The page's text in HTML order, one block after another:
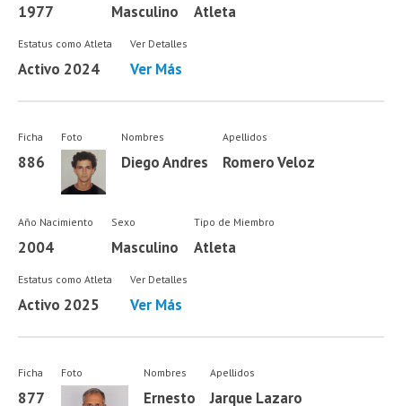
1977 Masculino Atleta
Estatus como Atleta
Activo 2024
Ver Detalles
Ver Más
Ficha
886
Foto Nombres
Diego Andres
Apellidos
Romero Veloz
Año Nacimiento
2004
Sexo
Masculino
Tipo de Miembro
Atleta
Estatus como Atleta
Activo 2025
Ver Detalles
Ver Más
Ficha
877
Foto Nombres
Ernesto
Apellidos
Jarque Lazaro